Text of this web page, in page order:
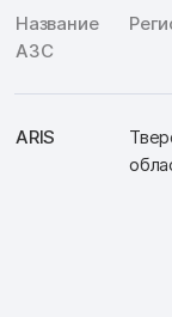
Название
АЗС
ARIS